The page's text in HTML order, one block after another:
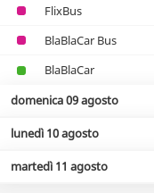
FlixBus
BlaBlaCar Bus
BlaBlaCar
domenica 09 agosto
lunedì 10 agosto
martedì 11 agosto